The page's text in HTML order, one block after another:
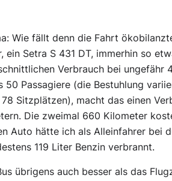
Wie fällt denn die Fahrt
Setra S 431 DT, immerhin so
Verbrauch bei ungefähr
50 Passagiere (die Bestuhlung
Sitzplätzen), macht das einen
Die zweimal 660 Kilometer
Auto hätte ich als Alleinfahrer bei
119 Liter Benzin verbrannt.
übrigens auch besser als das